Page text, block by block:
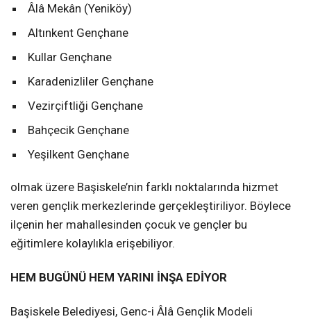
Âlâ Mekân (Yeniköy)
Altınkent Gençhane
Kullar Gençhane
Karadenizliler Gençhane
Vezirçiftliği Gençhane
Bahçecik Gençhane
Yeşilkent Gençhane
olmak üzere Başiskele’nin farklı noktalarında hizmet
veren gençlik merkezlerinde gerçekleştiriliyor. Böylece
ilçenin her mahallesinden çocuk ve gençler bu
eğitimlere kolaylıkla erişebiliyor.
HEM BUGÜNÜ HEM YARINI İNŞA EDİYOR
Başiskele Belediyesi, Genc-i Âlâ Gençlik Modeli